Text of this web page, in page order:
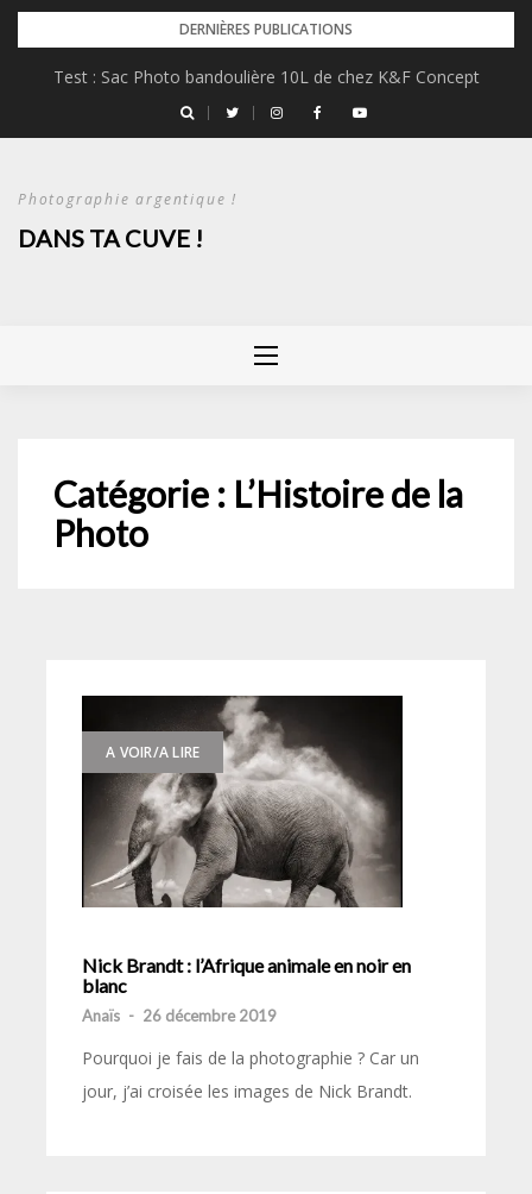
Skip
content
DERNIÈRES PUBLICATIONS
Test : Sac Photo bandoulière 10L de chez K&F Concept
Photographie argentique !
DANS TA CUVE !
Catégorie : L’Histoire de la
Photo
A VOIR/A LIRE
Nick Brandt : l’Afrique animale en noir en
blanc
Anaïs - 26 décembre 2019
Pourquoi je fais de la photographie ? Car un
jour, j’ai croisée les images de Nick Brandt.